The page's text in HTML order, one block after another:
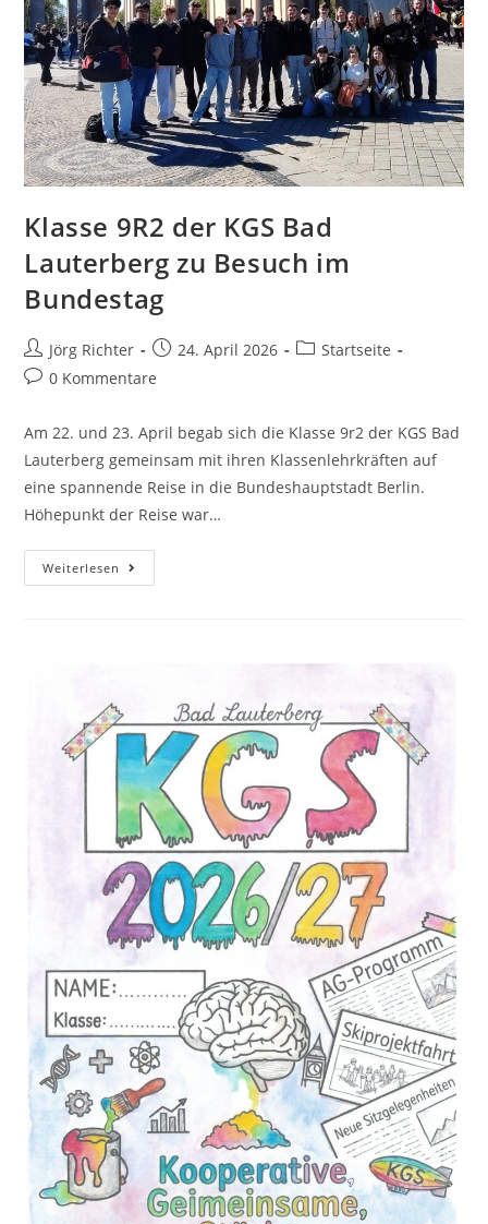
Klasse 9R2 der KGS Bad
Lauterberg zu Besuch im
Bundestag
Jörg Richter 24. April 2026
Startseite
0 Kommentare
Am 22. und 23. April begab sich die Klasse 9r2 der KGS Bad
Lauterberg gemeinsam mit ihren Klassenlehrkräften auf
eine spannende Reise in die Bundeshauptstadt Berlin.
Höhepunkt der Reise war…
Weiterlesen